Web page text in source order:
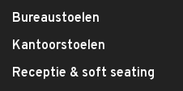
Bureaustoelen
Kantoorstoelen
Receptie & soft seating